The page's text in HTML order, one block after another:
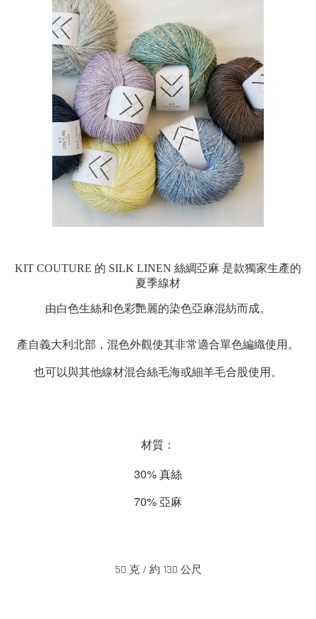
KIT COUTURE 的 SILK LINEN 絲綢亞麻 是款獨家生產的
夏季線材
由白色生絲和色彩艷麗的染色亞麻混紡而成。
產自義大利北部， 混色外觀使其非常適合單色編織使用 。
也可以與其他線材混合絲毛海或細羊毛合股使用。
材質：
30% 真絲
70% 亞麻
50 克 / 約 130 公尺